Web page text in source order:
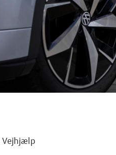
Vejhjælp